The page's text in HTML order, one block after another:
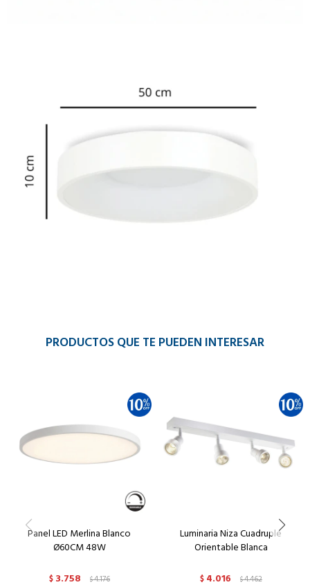
PRODUCTOS QUE TE PUEDEN INTERESAR
Panel LED Merlina Blanco
Ø60CM 48W
$ 3.758 $4.176
Luminaria Niza Cuadruple
Orientable Blanca
$ 4.016 $4.462